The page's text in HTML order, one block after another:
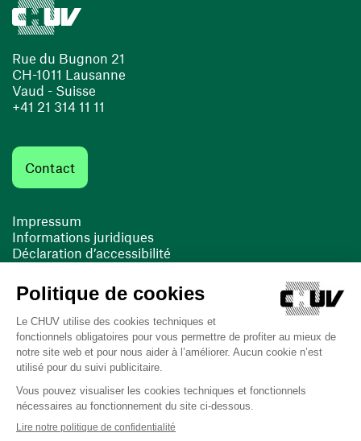
Rue du Bugnon 21
CH-1011 Lausanne
Vaud - Suisse
+41 21 314 11 11
Contact
Impressum
Informations juridiques
Déclaration d’accessibilité
Cookies
(ouvre une nouvelle fenêtre)
(ouvre une nouvelle fenêtre)